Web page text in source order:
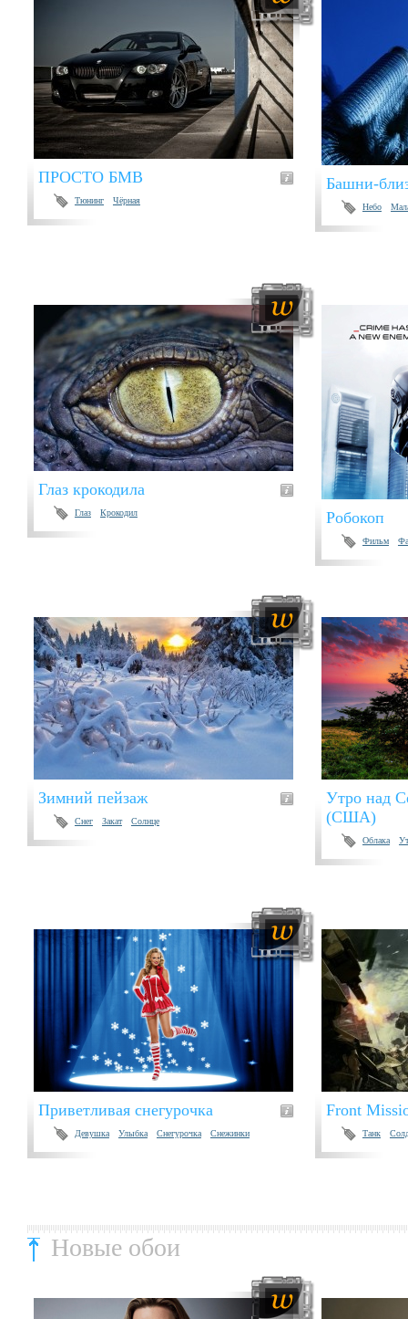
ПРОСТО БМВ
Тюнинг Чёрная
Башни-
Небо
Глаз крокодила
Глаз Крокодил Робокоп
Фильм
Зимний пейзаж
Снег Закат Солнце
Утро над
(США)
Облака
Приветливая снегурочка
Девушка Улыбка Снегурочка Снежинки
Front
Танк
Новые обои